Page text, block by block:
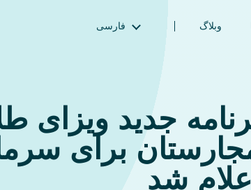
وبلاگ فارسی
Русский (روسی)
Español (اسپانیایی)
Türkçe (ترکی)
简体中文 (چینی ساده‌شده)
جدید ویزای
برای
اعلام شد